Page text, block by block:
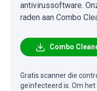
antivirussoftware.
raden aan Combo
Combo
Gratis scanner die
geïnfecteerd is. Om